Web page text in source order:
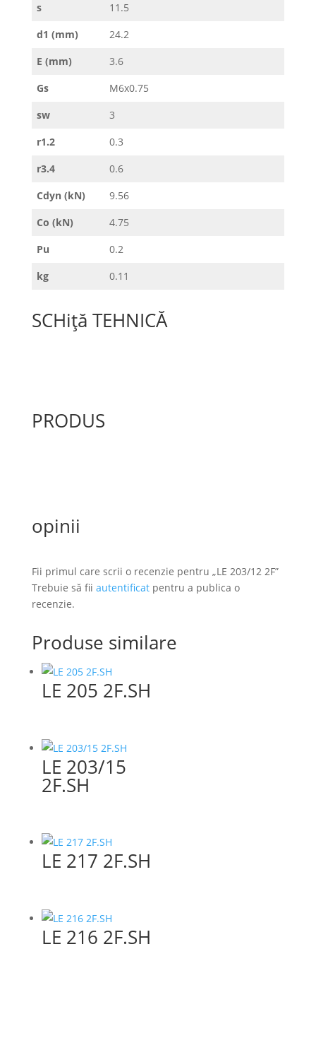
s
11.5
d1 (mm)
24.2
E (mm)
3.6
Gs
M6x0.75
sw
3
r1.2
0.3
r3.4
0.6
Cdyn (kN)
9.56
Co (kN)
4.75
Pu
0.2
kg
0.11
SCHiță TEHNICĂ
PRODUS
opinii
Fii primul care scrii o recenzie pentru „LE 203/12 2F”
Trebuie să fii autentificatpentru a publica o
recenzie.
Produse similare
LE 205 2F.SH
LE 203/15
2F.SH
LE 217 2F.SH
LE 216 2F.SH